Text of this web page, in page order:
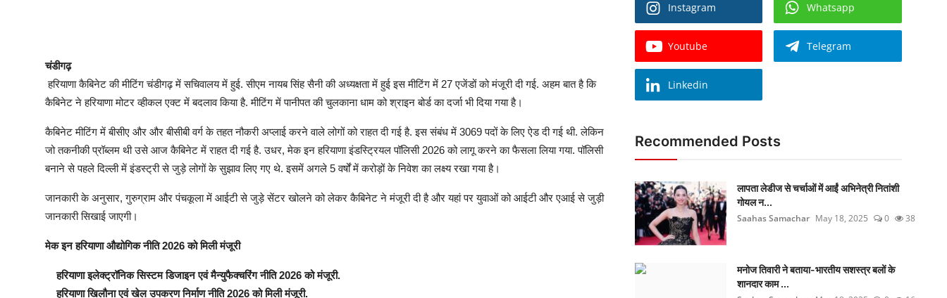
चंडीगढ़
हरियाणा कैबिनेट की मीटिंग चंडीगढ़ में सचिवालय में हुई. सीएम नायब सिंह सैनी की अध्यक्षता में हुई इस मीटिंग में 27 एजेंडों को मंजूरी दी गई. अहम बात है कि
कैबिनेट ने हरियाणा मोटर व्हीकल एक्ट में बदलाव किया है. मीटिंग में पानीपत की चुलकाना धाम को श्राइन बोर्ड का दर्जा भी दिया गया है।
कैबिनेट मीटिंग में बीसीए और और बीसीबी वर्ग के तहत नौकरी अप्लाई करने वाले लोगों को राहत दी गई है. इस संबंध में 3069 पदों के लिए ऐड दी गई थी. लेकिन
जो तकनीकी प्रॉब्लम थी उसे आज कैबिनेट में राहत दी गई है. उधर, मेक इन हरियाणा इंडस्ट्रियल पॉलिसी 2026 को लागू करने का फैसला लिया गया. पॉलिसी
बनाने से पहले दिल्ली में इंडस्ट्री से जुड़े लोगों के सुझाव लिए गए थे. इसमें अगले 5 वर्षों में करोड़ों के निवेश का लक्ष्य रखा गया है।
जानकारी के अनुसार, गुरुग्राम और पंचकूला में आईटी से जुड़े सेंटर खोलने को लेकर कैबिनेट ने मंजूरी दी है और यहां पर युवाओं को आईटी और एआई से जुड़ी
जानकारी सिखाई जाएगी।
मेक इन हरियाणा औद्योगिक नीति 2026 को मिली मंजूरी
हरियाणा इलेक्ट्रॉनिक सिस्टम डिजाइन एवं मैन्युफैक्चरिंग नीति 2026 को मंजूरी.
हरियाणा खिलौना एवं खेल उपकरण निर्माण नीति 2026 को मिली मंजूरी.
Instagram Whatsapp
Youtube Telegram
Linkedin
Recommended Posts
लापता लेडीज से चर्चाओं में आईं अभिनेत्री नितांशी
गोयल न...
Saahas Samachar May 18, 2025 0 38
मनोज तिवारी ने बताया-भारतीय सशस्त्र बलों के
शानदार काम ...